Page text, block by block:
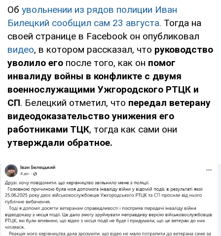
Об увольнении из рядов полиции Иван
Билецкий сообщил сам 23 августа. Тогда на
своей странице в Facebook он опубликовал
видео, в котором рассказал, что руководство
уволило его после того, как он помог
инвалиду войны в конфликте с двумя
военнослужащими Ужгородского РТЦК и
СП. Белецкий отметил, что передал ветерану
видеодоказательство унижения его
работниками ТЦК, тогда как сами они
утверждали обратное.